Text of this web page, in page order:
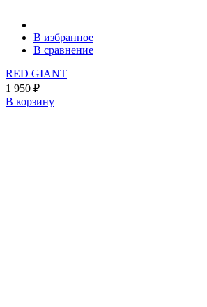
В избранное
В сравнение
RED GIANT
1 950 ₽
В корзину